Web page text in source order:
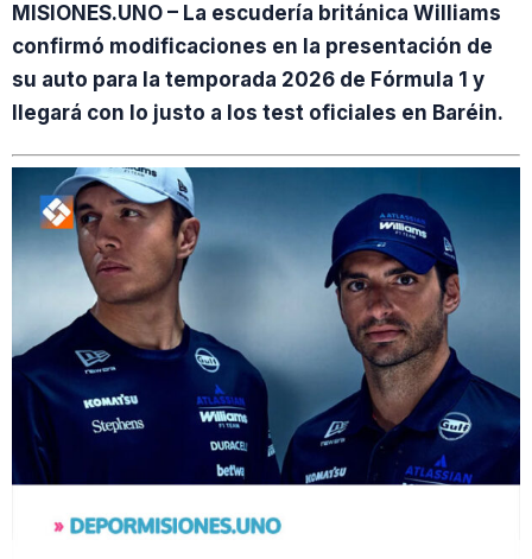
MISIONES.UNO – La escudería británica Williams
confirmó modificaciones en la presentación de
su auto para la temporada 2026 de Fórmula 1 y
llegará con lo justo a los test oficiales en Baréin.